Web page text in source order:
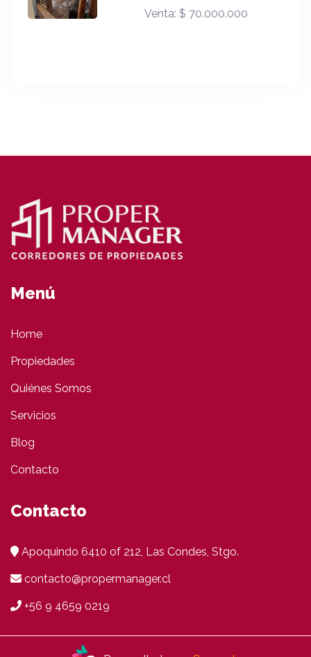
Venta:$ 70.000.000
Menú
Home
Propiedades
Quiénes Somos
Servicios
Blog
Contacto
Contacto
Apoquindo 6410 of 212, Las Condes, Stgo.
contacto@propermanager.cl
+56 9 4659 0219